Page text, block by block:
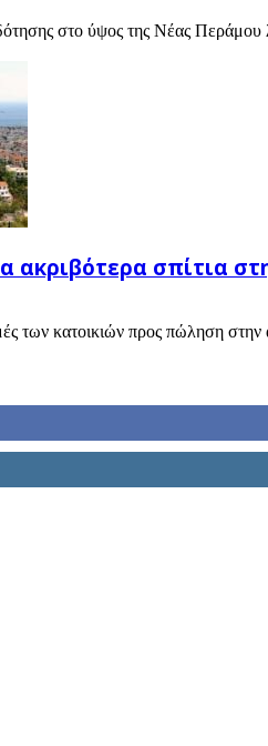
στο ύψος της Νέας Περάμου
ακριβότερα σπίτια
των κατοικιών προς πώληση στην